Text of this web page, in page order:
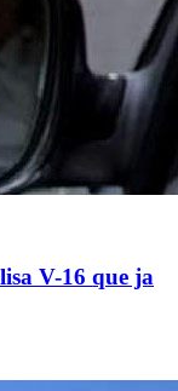
V-16 que ja